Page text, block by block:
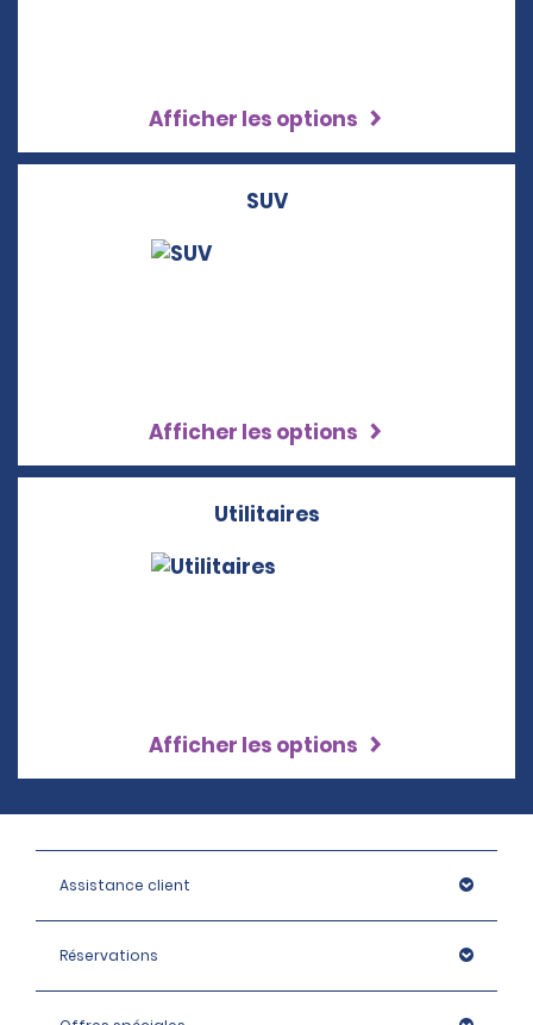
Afficher les options
SUV
Afficher les options
Utilitaires
Afficher les options
Assistance client
Réservations